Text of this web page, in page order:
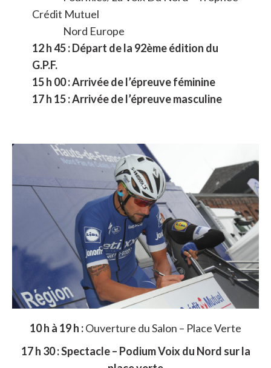
Crédit Mutuel
Nord Europe
12 h 45 : Départ de la 92ème édition du
G.P.F.
15 h 00 :Arrivée de l’épreuve féminine
17 h 15 : Arrivée de l’épreuve masculine
10 h à 19 h :Ouverture du Salon – Place Verte
17 h 30 : Spectacle – Podium Voix du Nord sur la